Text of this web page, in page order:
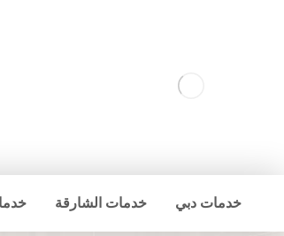
خدمات دبي خدمات الشارقة